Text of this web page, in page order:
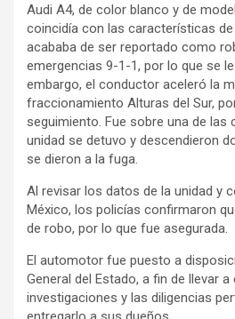
Audi A4, de color blanco y de
coincidía con las características
acababa de ser reportado como
emergencias 9-1-1, por lo que se
embargo, el conductor aceleró la
fraccionamiento Alturas del Sur,
seguimiento. Fue sobre una de las
unidad se detuvo y descendieron
se dieron a la fuga.
Al revisar los datos de la unidad y
México, los policías confirmaron
de robo, por lo que fue asegurada.
El automotor fue puesto a
General del Estado, a fin de llevar a
investigaciones y las diligencias